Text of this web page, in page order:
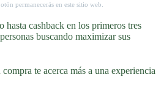
permanecerás en este sitio web.
hasta cashback en los primeros tres
buscando maximizar sus
te acerca más a una experiencia